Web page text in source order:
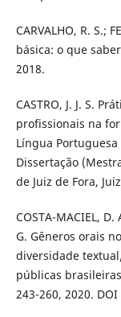
CARVALHO, R. S.;
básica: o que
2018.
CASTRO, J. J. S.
profissionais na
Língua
Dissertação
de Juiz de Fora,
COSTA-MACIEL, D.
G. Gêneros orais
diversidade
públicas
243-260, 2020. DOI